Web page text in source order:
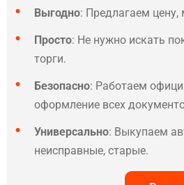
Выгодно: Предлагаем
Просто: Не нужно искать
торги.
Безопасно: Работаем
оформление всех
Универсально: Выкупаем
неисправные, старые.